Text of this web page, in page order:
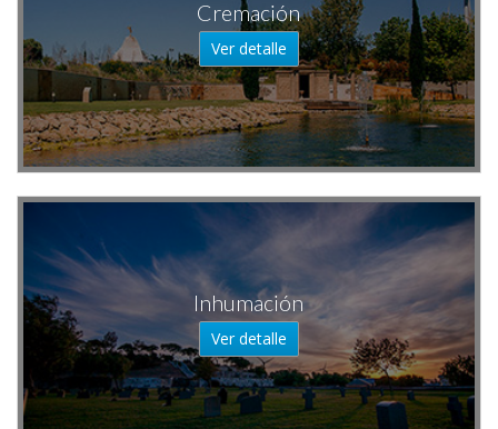
Cremación
Ver detalle
Inhumación
Ver detalle